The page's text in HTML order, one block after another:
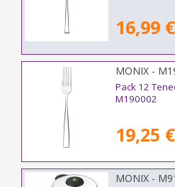
16,99 €
MONIX -
Pack 12
M190002
19,25 €
MONIX -